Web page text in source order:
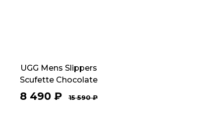
UGG Mens Slippers
Scufette Chocolate
8 490₽ 15 590₽